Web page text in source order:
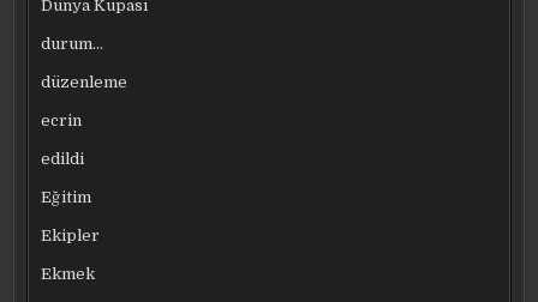
Dünya Kupası
durum…
düzenleme
ecrin
edildi
Eğitim
Ekipler
Ekmek